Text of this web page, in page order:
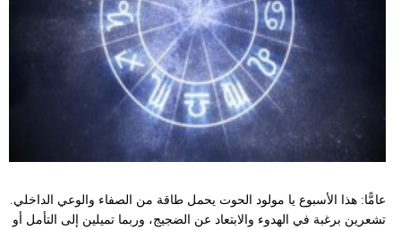
عامًّا: هذا الأسبوع يا مولود الحوت يحمل طاقة من الصفاء والوعي الداخلي.
تشعرين برغبة في الهدوء والابتعاد عن الضجيج، وربما تميلين إلى التأمل أو